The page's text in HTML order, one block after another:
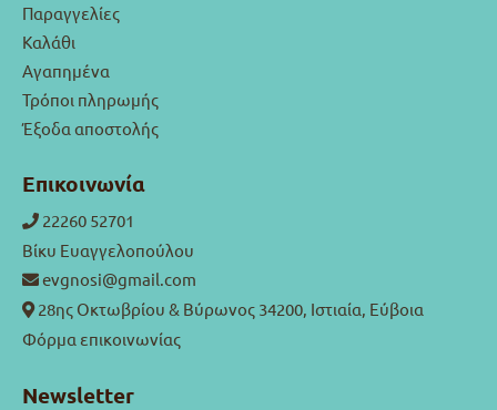
Παραγγελίες
Καλάθι
Αγαπημένα
Τρόποι πληρωμής
Έξοδα αποστολής
Επικοινωνία
22260 52701
Βίκυ Ευαγγελοπούλου
evgnosi@gmail.com
28ης Οκτωβρίου & Βύρωνος 34200, Ιστιαία, Εύβοια
Φόρμα επικοινωνίας
Newsletter